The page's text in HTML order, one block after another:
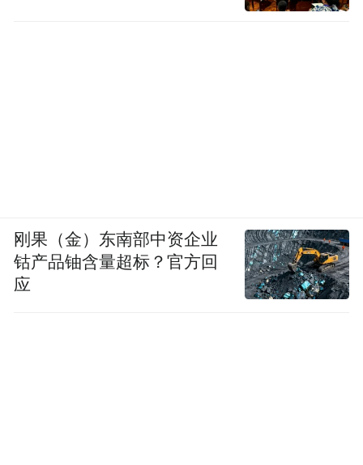
刚果（金）东南部中资企业
钴产品铀含量超标？官方回
应